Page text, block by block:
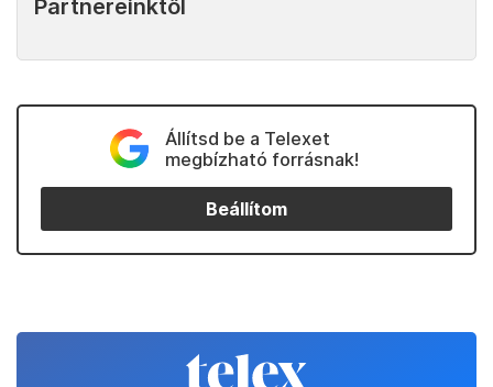
Partnereinktől
Állítsd be a Telexet
megbízható forrásnak!
Beállítom